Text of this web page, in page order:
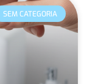
SEM CATEGORIA